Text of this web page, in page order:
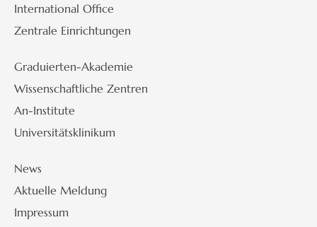
International Office
Zentrale Einrichtungen
Graduierten-Akademie
Wissenschaftliche Zentren
An-Institute
Universitätsklinikum
News
Aktuelle Meldung
Impressum